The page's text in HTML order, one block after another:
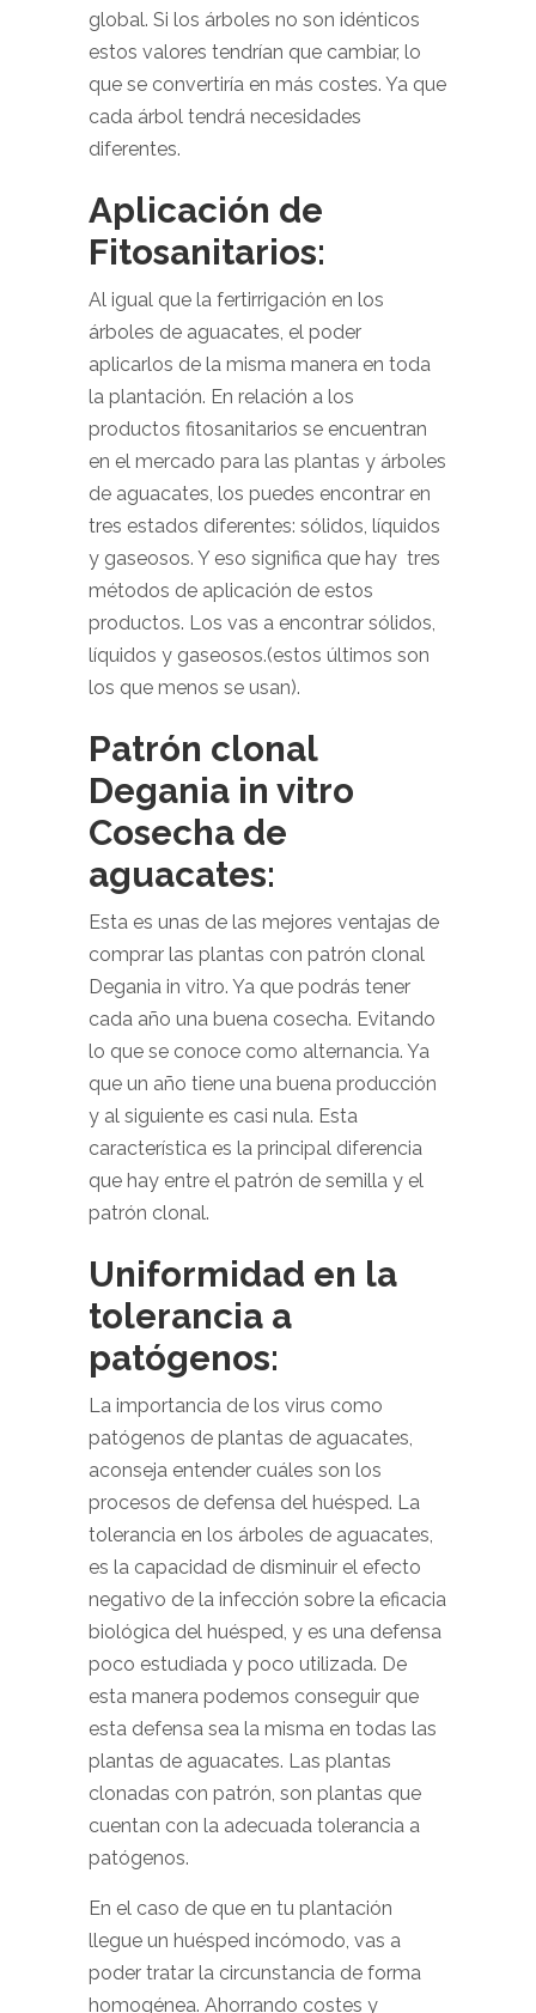
global. Si los árboles no son idénticos
estos valores tendrían que cambiar, lo
que se convertiría en más costes. Ya que
cada árbol tendrá necesidades
diferentes.
Aplicación de
Fitosanitarios:
Al igual que la fertirrigación en los
árboles de aguacates, el poder
aplicarlos de la misma manera en toda
la plantación. En relación a los
productos fitosanitarios se encuentran
en el mercado para las plantas y árboles
de aguacates, los puedes encontrar en
tres estados diferentes: sólidos, líquidos
y gaseosos. Y eso significa que hay tres
métodos de aplicación de estos
productos. Los vas a encontrar sólidos,
líquidos y gaseosos.(estos últimos son
los que menos se usan).
Patrón clonal
Degania in vitro
Cosecha de
aguacates:
Esta es unas de las mejores ventajas de
comprar las plantas con patrón clonal
Degania in vitro. Ya que podrás tener
cada año una buena cosecha. Evitando
lo que se conoce como alternancia. Ya
que un año tiene una buena producción
y al siguiente es casi nula. Esta
característica es la principal diferencia
que hay entre el patrón de semilla y el
patrón clonal.
Uniformidad en la
tolerancia a
patógenos:
La importancia de los virus como
patógenos de plantas de aguacates,
aconseja entender cuáles son los
procesos de defensa del huésped. La
tolerancia en los árboles de aguacates,
es la capacidad de disminuir el efecto
negativo de la infección sobre la eficacia
biológica del huésped, y es una defensa
poco estudiada y poco utilizada. De
esta manera podemos conseguir que
esta defensa sea la misma en todas las
plantas de aguacates. Las plantas
clonadas con patrón, son plantas que
cuentan con la adecuada tolerancia a
patógenos.
En el caso de que en tu plantación
llegue un huésped incómodo, vas a
poder tratar la circunstancia de forma
homogénea. Ahorrando costes y